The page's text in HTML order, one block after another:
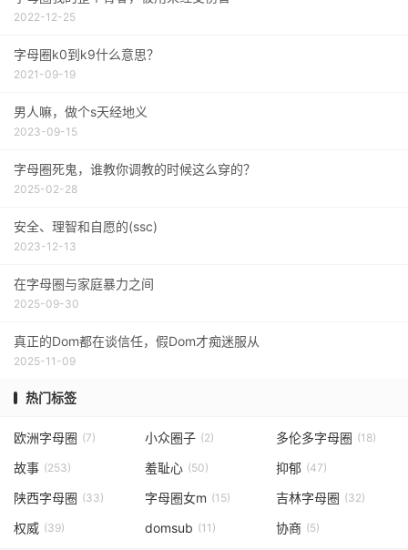
2022-12-25
字母圈k0到k9什么意思？
2021-09-19
男人嘛，做个s天经地义
2023-09-15
字母圈死鬼，谁教你调教的时候这么穿的？
2025-02-28
安全、理智和自愿的(ssc)
2023-12-13
在字母圈与家庭暴力之间
2025-09-30
真正的Dom都在谈信任，假Dom才痴迷服从
2025-11-09
热门标签
欧洲字母圈 (7) 小众圈子 (2) 多伦多字母圈 (18)
故事 (253) 羞耻心 (50) 抑郁 (47)
陕西字母圈 (33) 字母圈女m (15) 吉林字母圈 (32)
权威 (39) domsub (11) 协商 (5)